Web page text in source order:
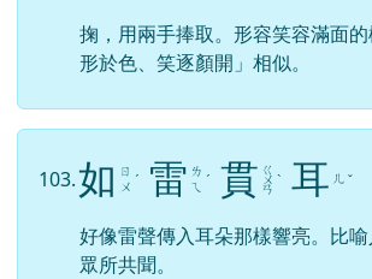
掬，用兩手捧取。形容笑容滿面
形於色、笑逐顏開」相似。
103.如 ㄖ
ㄨ ˊ 雷 ㄌ
ㄟ
ˊ 貫 ㄍ
ㄨ
ㄢ
ˋ 耳 ㄦ ˇ
好像雷聲傳入耳朵那樣響亮。比喻
眾所共聞。